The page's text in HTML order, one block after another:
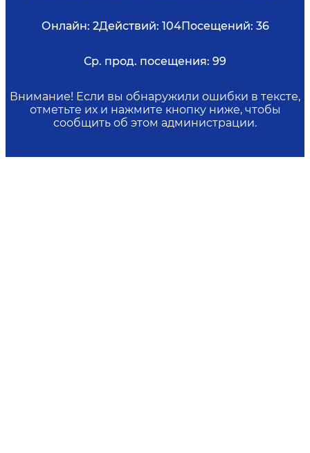
Онлайн: 2Действий: 104Посещений: 36
Ср. прод. посещения: 99
Внимание! Если вы обнаружили ошибки в тексте,
отметьте их и нажмите кнопку ниже, чтобы
сообщить об этом администрации.